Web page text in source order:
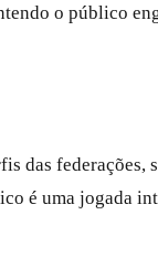
o público
das federações,
é uma jogada